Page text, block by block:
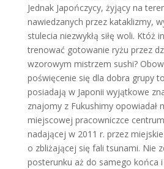
Jednak Japończycy, żyjący na
nawiedzanych przez kataklizmy,
stulecia niezwykłą siłę woli. Któż
trenować gotowanie ryżu przez
wzorowym mistrzem sushi?
poświęcenie się dla dobra grupy
posiadają w Japonii wyjątkowe
znajomy z Fukushimy opowiadał
miejscowej pracowniczce
nadającej w 2011 r. przez
o zbliżającej się fali tsunami. Nie
posterunku aż do samego końca